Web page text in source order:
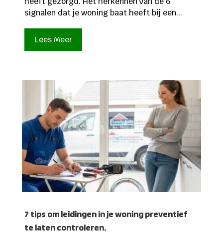
signalen dat je woning baat heeft bij een...
Lees Meer
7 tips om leidingen in je woning preventief
te laten controleren.